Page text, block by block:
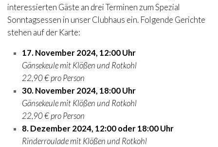
interessierten Gäste an drei Terminen zum Spezial
Sonntagsessen in unser Clubhaus ein. Folgende Gerichte
stehen auf der Karte:
17. November 2024, 12:00 Uhr
Gänsekeule mit Klößen und Rotkohl
22,90 € pro Person
30. November 2024, 18:00 Uhr
Gänsekeule mit Klößen und Rotkohl
22,90 € pro Person
8. Dezember 2024, 12:00 oder 18:00 Uhr
Rinderroulade mit Klößen und Rotkohl